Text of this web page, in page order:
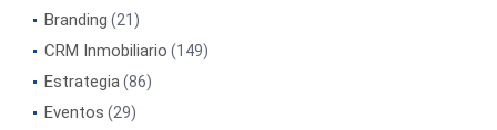
Branding (21)
CRM Inmobiliario (149)
Estrategia(86)
Eventos (29)